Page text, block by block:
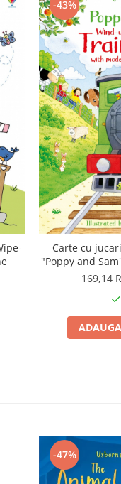
-43%
Carte cu
"Poppy and
169,14
-47%